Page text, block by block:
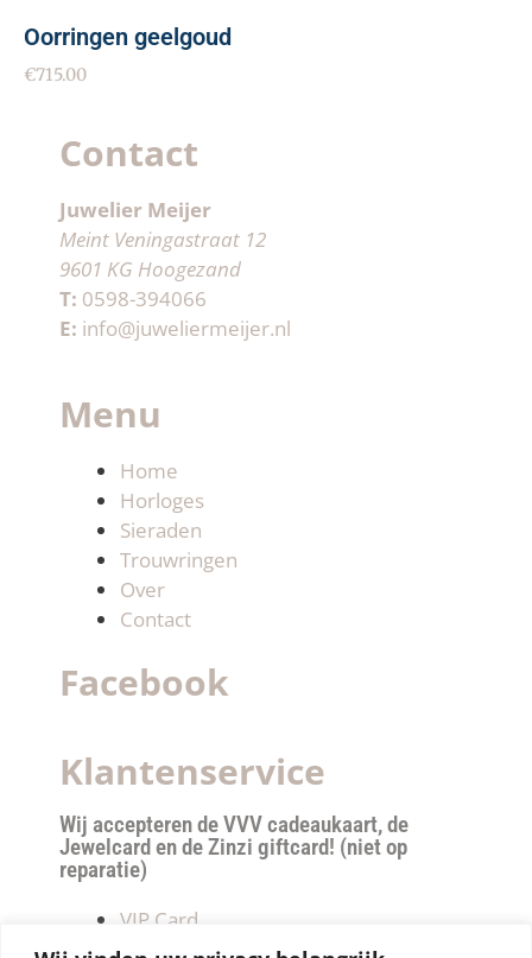
Oorringen geelgoud
€715.00
Contact
Juwelier Meijer
Meint Veningastraat 12
9601 KG Hoogezand
T: 0598-394066
E: info@juweliermeijer.nl
Menu
Home
Horloges
Sieraden
Trouwringen
Over
Contact
Facebook
Klantenservice
Wij accepteren de VVV cadeaukaart, de
Jewelcard en de Zinzi giftcard! (niet op
reparatie)
VIP Card
Retourneren